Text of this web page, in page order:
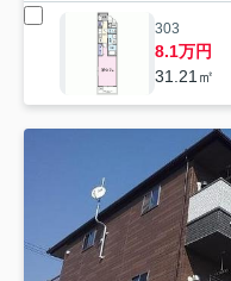
303
8.1万円
31.21㎡